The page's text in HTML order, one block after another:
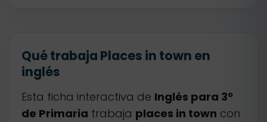
Qué trabaja Places in town en
inglés
Esta ficha interactiva de Inglés para 3º
de Primaria trabaja places in town con